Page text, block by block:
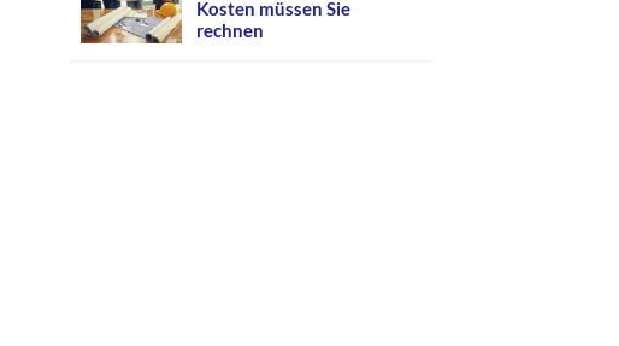
Kosten müssen Sie
rechnen